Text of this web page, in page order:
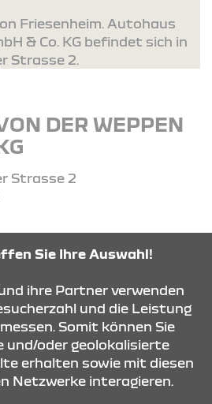
Friesenheim. Autohaus
& Co. KG befindet sich in
Strasse 2.
DER WEPPEN
Strasse 2
PLANEN
SENDEN
Sie Ihre Auswahl!
ihre Partner verwenden
und die Leistung
Somit können Sie
und/oder geolokalisierte
erhalten sowie mit diesen
Netzwerke interagieren.